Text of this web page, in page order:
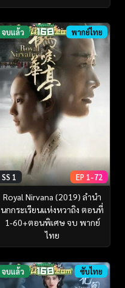
จบแล้ว พากย์ไทย
SS 1 EP 1-72
Royal Nirvana (2019) ลำนำ
นกกระเรียนแห่งหวาถิง ตอนที่
1-60+ตอนพิเศษ จบ พากย์
ไทย
จบแล้ว ซับไทย